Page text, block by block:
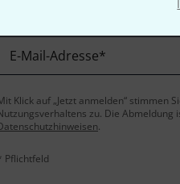
E-Mail-Adresse*
Klick auf „Jetzt anmelden“ stimmen
zu. Die
.
Pflichtfeld